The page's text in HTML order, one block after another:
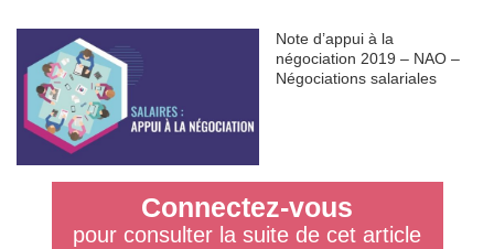
Note d’appui à la
négociation 2019 – NAO –
Négociations salariales
Connectez-vous
pour consulter la suite de cet article